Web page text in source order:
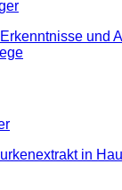
und
in